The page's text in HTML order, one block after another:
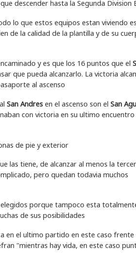
descender hasta la Segunda Division
lo que estos equipos estan viviendo
de la calidad de la plantilla y de su
y es que los 16 puntos que el
que pueda alcanzarlo. La victoria
al ascenso
San Andres en el ascenso son el San
con victoria en su ultimo
las tiene, de alcanzar al menos la
pero quedan todavia muchos
porque tampoco esta
de sus posibilidades
en el ultimo partido en este caso frente
"mientras hay vida, en este caso